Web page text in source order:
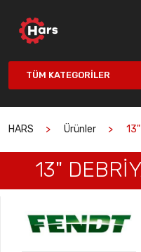
TÜM KATEGORILER
HARS Ürünler
13"